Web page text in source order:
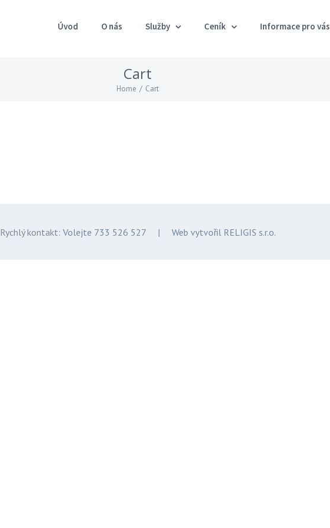
Úvod O nás Služby Ceník Informace pro vás
Cart
Home / Cart
Rychlý kontakt: Volejte 733 526 527| Web vytvořil RELIGIS s.r.o.